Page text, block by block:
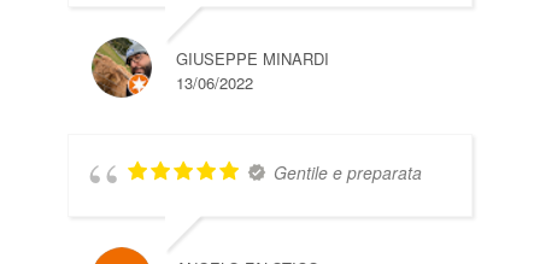
GIUSEPPE MINARDI
13/06/2022
Gentile e preparata